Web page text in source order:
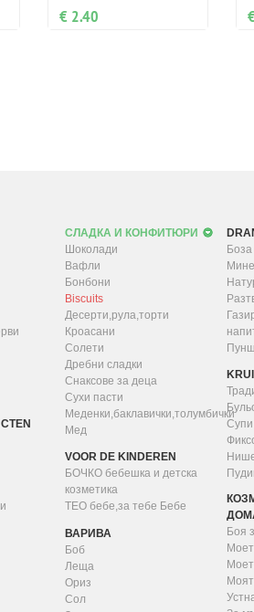
€ 2.40
СЛАДКА И КОНФИТЮРИ
Шоколади
Вафли
Бонбони
Biscuits
Десерти,рула,торти
Кроасани
Солети
Дребни сладки
Снаксове за деца
Сухи пасти
Меденки,баклавички,толумбички
Мед
VOOR DE KINDEREN
БОЧКО бебешка и детска
козметика
ТЕО бебе,за тебе Бебе
ВАРИВА
Боб
Леща
Ориз
Сол
Боза
Супи
Боя